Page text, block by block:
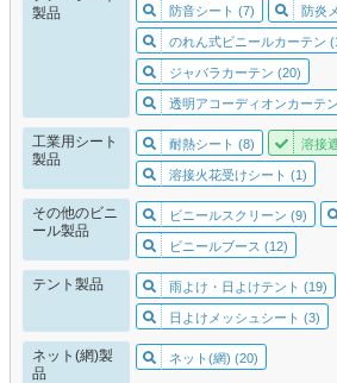
製品
防音シート (7) 防炎
のれん式ビニールカーテン
ジャバラカーテン (20)
透明アコーディオンカーテ
工業用シート
製品
耐熱シート (8) 溶接
溶接火花受けシート (1)
その他のビニ
ール製品
ビニールスクリーン (9)
ビニールブース (12)
テント製品 雨よけ・日よけテント (19)
日よけメッシュシート (3)
ネット(網)製
品
ネット(網) (20)